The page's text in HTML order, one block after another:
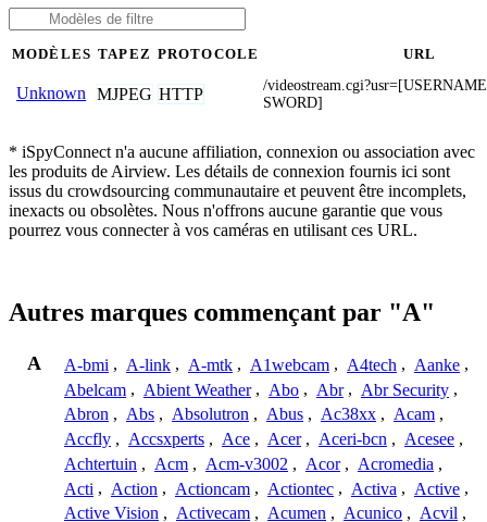
MODÈLES TAPEZ PROTOCOLE URL
Unknown MJPEG HTTP
/
SWORD]
* iSpyConnect n'a aucune affiliation, connexion ou association avec
les produits de Airview. Les détails de connexion fournis ici sont
issus du crowdsourcing communautaire et peuvent être incomplets,
inexacts ou obsolètes. Nous n'offrons aucune garantie que vous
pourrez vous connecter à vos caméras en utilisant ces URL.
Autres marques commençant par "A"
A A-bmi , A-link , A-mtk , A1webcam , A4tech , Aanke ,
Abelcam , Abient Weather , Abo , Abr , Abr Security ,
Abron , Abs , Absolutron , Abus , Ac38xx , Acam ,
Accfly , Accsxperts , Ace , Acer , Aceri-bcn , Acesee ,
Achtertuin , Acm , Acm-v3002 , Acor , Acromedia ,
Acti , Action , Actioncam , Actiontec , Activa , Active ,
Active Vision , Activecam , Acumen , Acunico , Acvil ,